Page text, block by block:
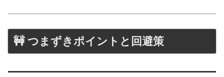
🚧 つまずきポイントと回避策